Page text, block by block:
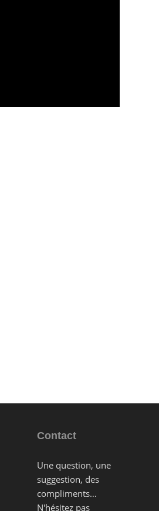
Contact
Une question, une
suggestion, des
compliments…
N'hésitez pas